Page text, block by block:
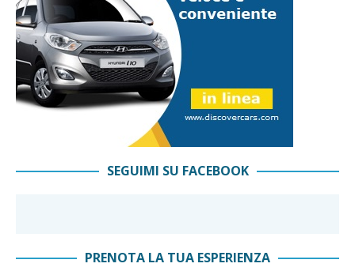
SEGUIMI SU FACEBOOK
PRENOTA LA TUA ESPERIENZA